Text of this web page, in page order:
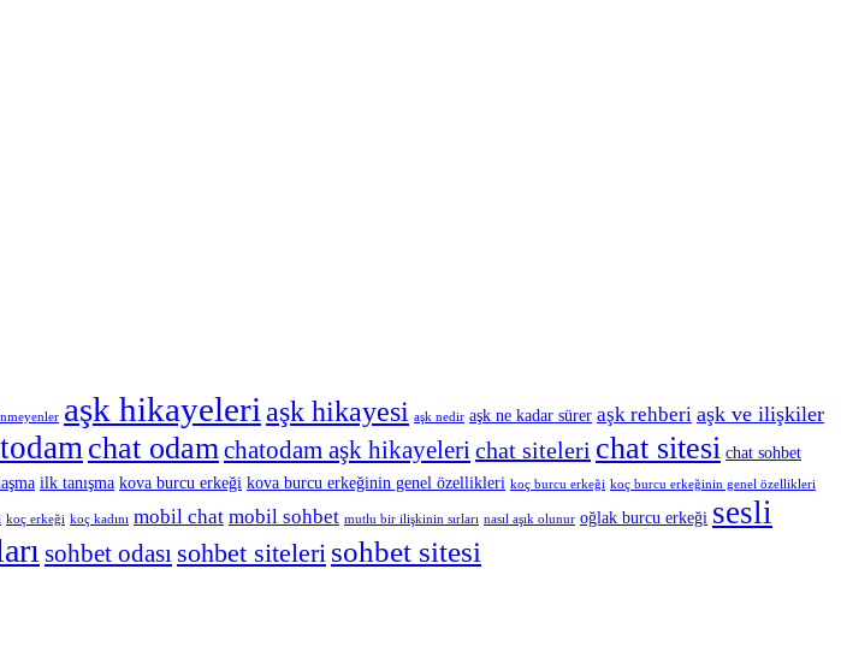
aşk hikayeleri aşk hikayesi aşk nedir aşk ne kadar sürer aşk rehberi aşk ve ilişkiler
chat odamchatodam aşk hikayelerichat siteleri chat sitesi chat sohbet
ilk tanışma kova burcu erkeği kova burcu erkeğinin genel özellikleri koç burcu erkeği koç burcu erkeğinin genel özellikleri
koç erkeği koç kadını mobil chat mobil sohbet mutlu bir ilişkinin sırları nasıl aşık olunur oğlak burcu erkeği sesli
sohbet odası sohbet siteleri sohbet sitesi